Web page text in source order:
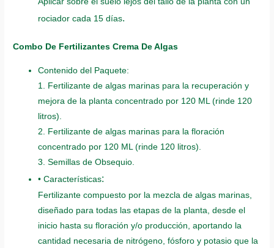
rociador cada 15 días.
Combo De Fertilizantes Crema De Algas
Contenido del Paquete:
1. Fertilizante de algas marinas para la recuperación y
mejora de la planta concentrado por 120 ML (rinde 120
litros).
2. Fertilizante de algas marinas para la floración
concentrado por 120 ML (rinde 120 litros).
3. Semillas de Obsequio.
• Características:
Fertilizante compuesto por la mezcla de algas marinas,
diseñado para todas las etapas de la planta, desde el
inicio hasta su floración y/o producción, aportando la
cantidad necesaria de nitrógeno, fósforo y potasio que la